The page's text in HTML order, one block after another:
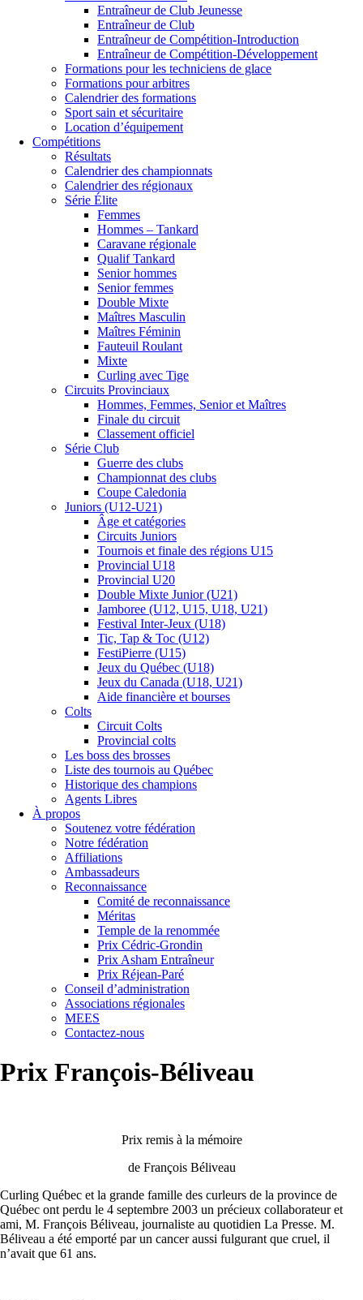
Entraîneur de Club Jeunesse
Entraîneur de Club
Entraîneur de Compétition-Introduction
Entraîneur de Compétition-Développement
Formations pour les techniciens de glace
Formations pour arbitres
Calendrier des formations
Sport sain et sécuritaire
Location d’équipement
Compétitions
Résultats
Calendrier des championnats
Calendrier des régionaux
Série Élite
Femmes
Hommes – Tankard
Caravane régionale
Qualif Tankard
Senior hommes
Senior femmes
Double Mixte
Maîtres Masculin
Maîtres Féminin
Fauteuil Roulant
Mixte
Curling avec Tige
Circuits Provinciaux
Hommes, Femmes, Senior et Maîtres
Finale du circuit
Classement officiel
Série Club
Guerre des clubs
Championnat des clubs
Coupe Caledonia
Juniors (U12-U21)
Âge et catégories
Circuits Juniors
Tournois et finale des régions U15
Provincial U18
Provincial U20
Double Mixte Junior (U21)
Jamboree (U12, U15, U18, U21)
Festival Inter-Jeux (U18)
Tic, Tap & Toc (U12)
FestiPierre (U15)
Jeux du Québec (U18)
Jeux du Canada (U18, U21)
Aide financière et bourses
Colts
Circuit Colts
Provincial colts
Les boss des brosses
Liste des tournois au Québec
Historique des champions
Agents Libres
À propos
Soutenez votre fédération
Notre fédération
Affiliations
Ambassadeurs
Reconnaissance
Comité de reconnaissance
Méritas
Temple de la renommée
Prix Cédric-Grondin
Prix Asham Entraîneur
Prix Réjean-Paré
Conseil d’administration
Associations régionales
MEES
Contactez-nous
Prix François-Béliveau
Prix remis à la mémoire
de François Béliveau
Curling Québec et la grande famille des curleurs de la province de
Québec ont perdu le 4 septembre 2003 un précieux collaborateur et
ami, M. François Béliveau, journaliste au quotidien La Presse. M.
Béliveau a été emporté par un cancer aussi fulgurant que cruel, il
n’avait que 61 ans.